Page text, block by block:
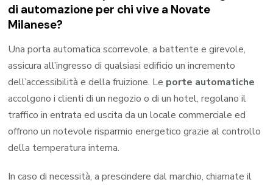
di automazione per chi vive a Novate
Milanese?
Una porta automatica scorrevole, a battente e girevole,
assicura all’ingresso di qualsiasi edificio un incremento
dell’accessibilità e della fruizione. Le porte automatiche
accolgono i clienti di un negozio o di un hotel, regolano il
traffico in entrata ed uscita da un locale commerciale ed
offrono un notevole risparmio energetico grazie al controllo
della temperatura interna.
In caso di necessità, a prescindere dal marchio, chiamate il